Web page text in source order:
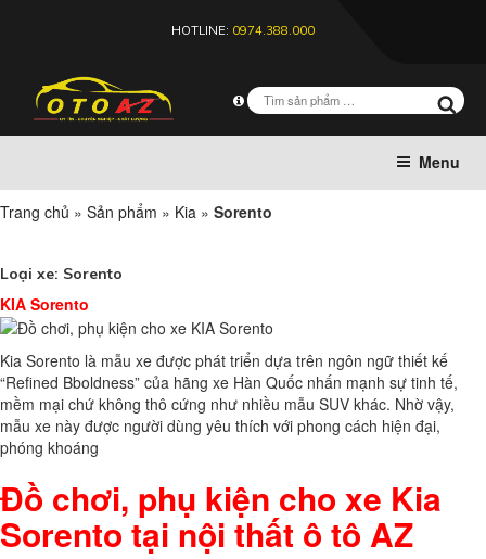
HOTLINE: 0974.388.000
Menu
Trang chủ » Sản phẩm » Kia » Sorento
Loại xe: Sorento
KIA Sorento
Kia Sorento là mẫu xe được phát triển dựa trên ngôn ngữ thiết kế
“Refined Bboldness” của hãng xe Hàn Quốc nhấn mạnh sự tinh tế,
mềm mại chứ không thô cứng như nhiều mẫu SUV khác. Nhờ vậy,
mẫu xe này được người dùng yêu thích với phong cách hiện đại,
phóng khoáng
Đồ chơi, phụ kiện cho xe Kia
Sorento tại nội thất ô tô AZ